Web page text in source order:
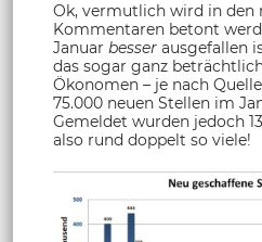
Ok, vermutlich wird in den
Kommentaren betont
Januar besser ausgefallen
das sogar ganz
Ökonomen – je nach
75.000 neuen Stellen im
Gemeldet wurden jedoch
also rund doppelt so viele!